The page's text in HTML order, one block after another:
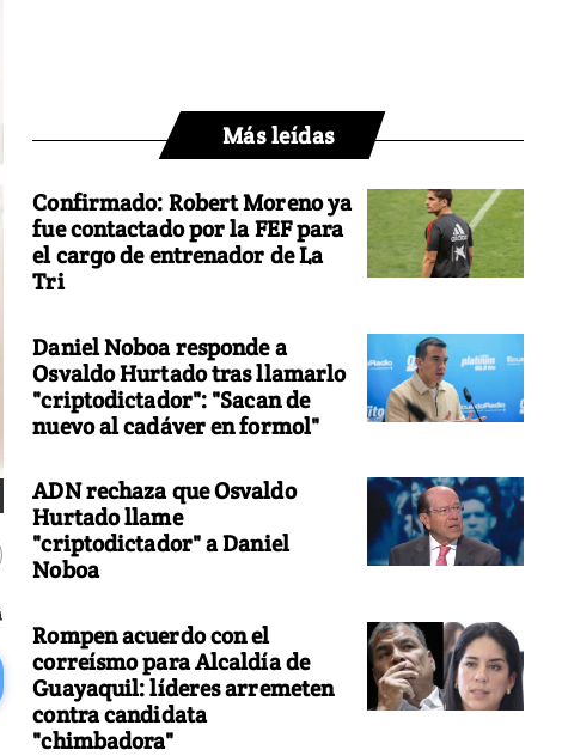
Más leídas
Confirmado: Robert Moreno ya
fue contactado por la FEF para
el cargo de entrenador de La
Tri
Daniel Noboa responde a
Osvaldo Hurtado tras llamarlo
"criptodictador": "Sacan de
nuevo al cadáver en formol"
ADN rechaza que Osvaldo
Hurtado llame
"criptodictador" a Daniel
Noboa
Rompen acuerdo con el
correísmo para Alcaldía de
Guayaquil: líderes arremeten
contra candidata
"chimbadora"